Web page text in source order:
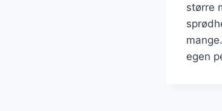
større
egen